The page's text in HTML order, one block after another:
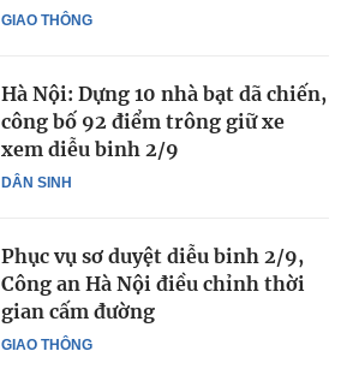
GIAO THÔNG
DÂN SINH
Hà Nội: Dựng 10 nhà bạt dã chiến,
công bố 92 điểm trông giữ xe
xem diễu binh 2/9
GIAO THÔNG
Phục vụ sơ duyệt diễu binh 2/9,
Công an Hà Nội điều chỉnh thời
gian cấm đường